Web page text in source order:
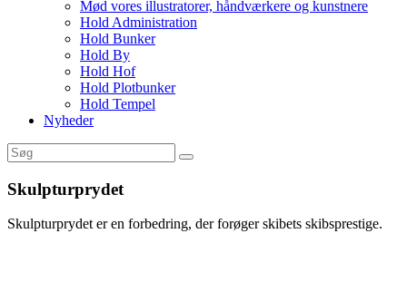
Mød vores illustratorer, håndværkere og kunstnere
Hold Administration
Hold Bunker
Hold By
Hold Hof
Hold Plotbunker
Hold Tempel
Nyheder
Skulpturprydet
Skulpturprydet er en forbedring, der forøger skibets skibsprestige.